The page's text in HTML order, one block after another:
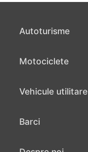
Autoturisme
Motociclete
Vehicule utilitare
Barci